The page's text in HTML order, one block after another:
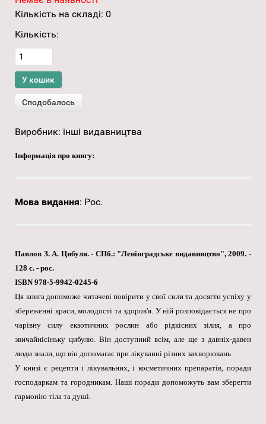
Кількість на складі: 0
Кількість:
Виробник: інші видавництва
Інформація про книгу:
Мова видання: Рос.
Павлов З. А. Цибуля. - СПб.: "Ленінградське видавництво", 2009. -
128 с. - рос.
ISBN 978-5-9942-0245-6
Ця книга допоможе читачеві повірити у свої сили та досягти успіху у
збереженні краси, молодості та здоров'я. У ній розповідається не про
чарівну силу екзотичних рослин або рідкісних зілля, а про
звичайнісіньку цибулю. Він доступний всім, але ще з давніх-давен
люди знали, що він допомагає при лікуванні різних захворювань.
У книзі є рецепти і лікувальних, і косметичних препаратів, поради
господаркам та городникам. Наші поради допоможуть вам зберегти
гармонію тіла та душі.